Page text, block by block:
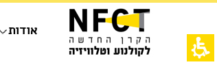
תחילתו
אינטרנט,
לחץ
אודות